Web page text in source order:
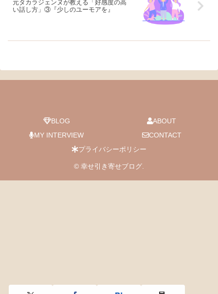
元タカラジェンヌが教える「好感度の高
い話し方」③『少しのユーモアを』
BLOG
ABOUT
MY INTERVIEW
CONTACT
プライバシーポリシー
© 幸せ引き寄せブログ.